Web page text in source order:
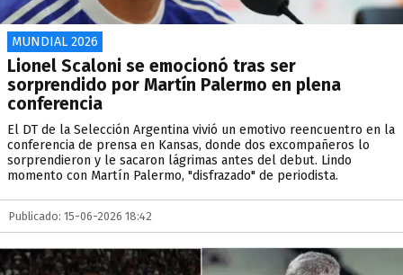
MUNDIAL 2026
Lionel Scaloni se emocionó tras ser
sorprendido por Martín Palermo en plena
conferencia
El DT de la Selección Argentina vivió un emotivo reencuentro en la
conferencia de prensa en Kansas, donde dos excompañeros lo
sorprendieron y le sacaron lágrimas antes del debut. Lindo
momento con Martín Palermo, "disfrazado" de periodista.
Publicado: 15-06-2026 18:42